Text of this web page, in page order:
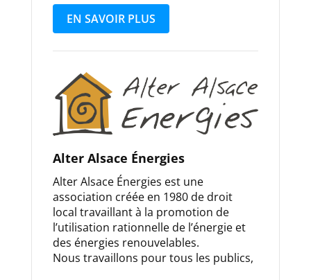
EN SAVOIR PLUS
Alter Alsace Énergies
Alter Alsace Énergies est une
association créée en 1980 de droit
local travaillant à la promotion de
l’utilisation rationnelle de l’énergie et
des énergies renouvelables.
Nous travaillons pour tous les publics,